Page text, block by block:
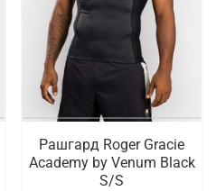
Рашгард Roger Gracie
Academy by Venum Black
S/S